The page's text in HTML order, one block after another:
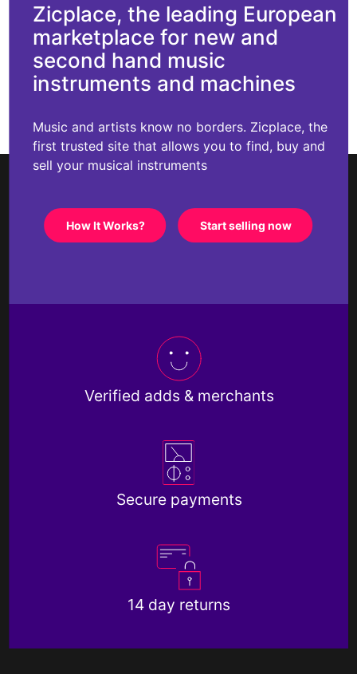
Zicplace, the leading European
marketplace for new and
second hand music
instruments and machines
Music and artists know no borders. Zicplace, the
first trusted site that allows you to find, buy and
sell your musical instruments
How It Works? Start selling now
Verified adds & merchants
Secure payments
14 day returns